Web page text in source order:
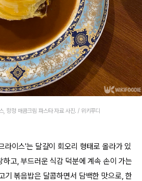
, 항정 매콤크림 파스타 자료 사진. / 위키푸디
라이스'는 달걀이 회오리 형태로 올라가 있
고, 부드러운 식감 덕분에 계속 손이 가는
기 볶음밥은 달콤하면서 담백한 맛으로, 한